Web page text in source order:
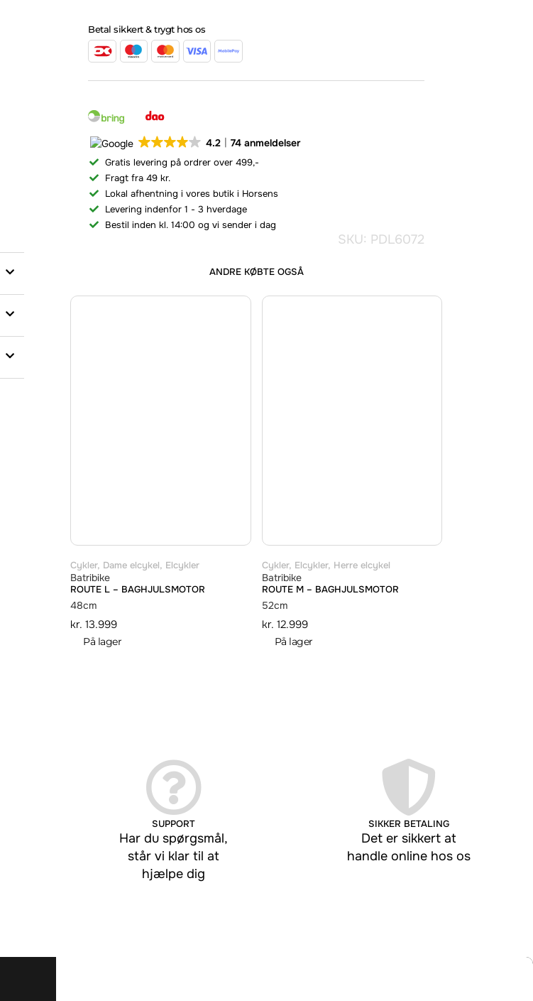
Betal sikkert & trygt hos os
4.2 74 anmeldelser
Gratis levering på ordrer over 499,-
Fragt fra 49 kr.
Lokal afhentning i vores butik i Horsens
Levering indenfor 1 - 3 hverdage
Bestil inden kl. 14:00 og vi sender i dag
SKU: PDL6072
ANDRE KØBTE OGSÅ
Cykler, Dame elcykel, Elcykler
Batribike
ROUTE L – BAGHJULSMOTOR
48cm
kr. 13.999
På lager
Cykler, Elcykler, Herre elcykel
Batribike
ROUTE M – BAGHJULSMOTOR
52cm
kr. 12.999
På lager
SUPPORT
Har du spørgsmål,
står vi klar til at
hjælpe dig
SIKKER BETALING
Det er sikkert at
handle online hos os